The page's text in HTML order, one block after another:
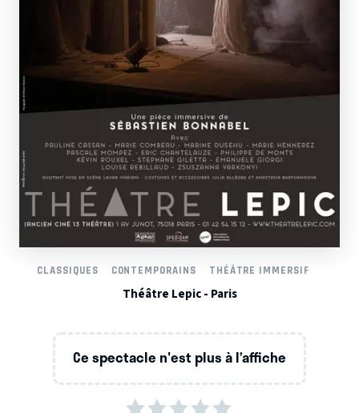
CLASSIQUES CONTEMPORAINS THÉÂTRE IMMERSIF
Théâtre Lepic - Paris
Ce spectacle n'est plus à l’affiche